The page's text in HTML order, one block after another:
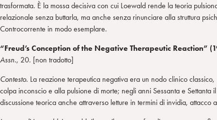
trasformata. È la mossa decisiva con cui Loewald rende la teoria
relazionale senza buttarla, ma anche senza rinunciare alla struttura
Controcorrente in modo esemplare.
“Freud’s Conception of the Negative Therapeutic Reaction”
Assn., 20. [non tradotto]
Contesto. La reazione terapeutica negativa era un nodo clinico
colpa inconscio e alla pulsione di morte; negli anni Sessanta e Settanta
discussione teorica anche attraverso letture in termini di invidia, attacco